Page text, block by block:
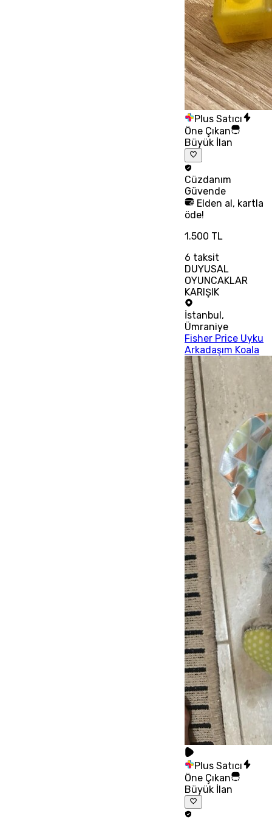
Plus Satıcı
Öne Çıkan
Büyük İlan
Cüzdanım
Güvende
Elden al, kartla
öde!
1.500 TL
6 taksit
DUYUSAL
OYUNCAKLAR
KARIŞIK
İstanbul,
Ümraniye
Fisher Price Uyku
Arkadaşım Koala
Plus Satıcı
Öne Çıkan
Büyük İlan